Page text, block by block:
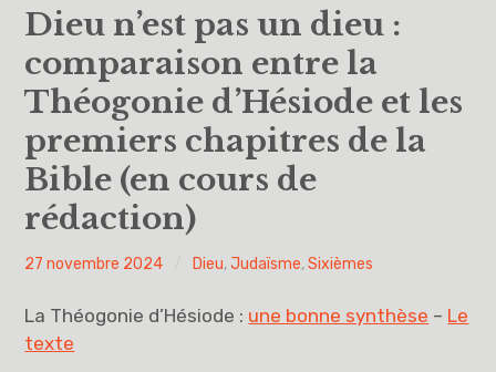
Accueil
A propos
Cinquièmes
Sixièmes
Pourquoi des lois
Libre pour me décider et m’engager
Dieu n’est pas un dieu :
comparaison entre la
Théogonie d’Hésiode et les
premiers chapitres de la
Bible (en cours de
rédaction)
PY
27 novembre 2024 Dieu,Judaïsme,Sixièmes
La Théogonie d’Hésiode : une bonne synthèse – Le
texte